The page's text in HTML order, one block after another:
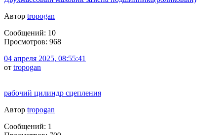
Автор tropogan
Сообщений: 10
Просмотров: 968
04 апреля 2025, 08:55:41
от tropogan
рабочий цилиндр сцепления
Автор tropogan
Сообщений: 1